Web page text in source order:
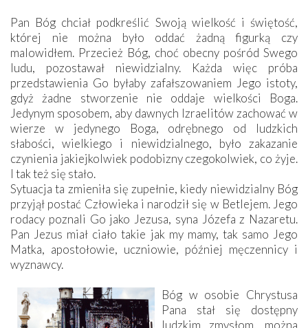
Pan Bóg chciał podkreślić Swoją wielkość i świętość,
której nie można było oddać żadną figurką czy
malowidłem. Przecież Bóg, choć obecny pośród Swego
ludu, pozostawał niewidzialny. Każda więc próba
przedstawienia Go byłaby zafałszowaniem Jego istoty,
gdyż żadne stworzenie nie oddaje wielkości Boga.
Jedynym sposobem, aby dawnych Izraelitów zachować w
wierze w jedynego Boga, odrębnego od ludzkich
słabości, wielkiego i niewidzialnego, było zakazanie
czynienia jakiejkolwiek podobizny czegokolwiek, co żyje.
I tak też się stało.
Sytuacja ta zmieniła się zupełnie, kiedy niewidzialny Bóg
przyjął postać Człowieka i narodził się w Betlejem. Jego
rodacy poznali Go jako Jezusa, syna Józefa z Nazaretu.
Pan Jezus miał ciało takie jak my mamy, tak samo Jego
Matka, apostołowie, uczniowie, później męczennicy i
wyznawcy.
Bóg w osobie Chrystusa
Pana stał się dostępny
ludzkim zmysłom, można